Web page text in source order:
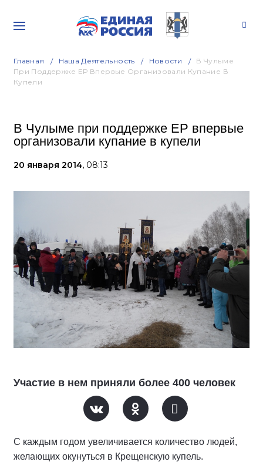
Главная Наша Деятельность Новости
В Чулыме
При Поддержке ЕР Впервые Организовали Купание В
Купели
В Чулыме при поддержке ЕР впервые
организовали купание в купели
20 января 2014, 08:13
Участие в нем приняли более 400 человек
С каждым годом увеличивается количество людей,
желающих окунуться в Крещенскую купель.